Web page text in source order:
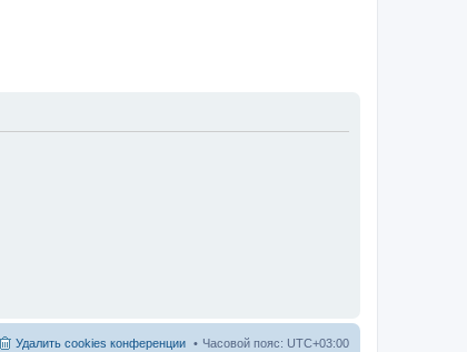
Часовой пояс: UTC+03:00
Удалить cookies конференции